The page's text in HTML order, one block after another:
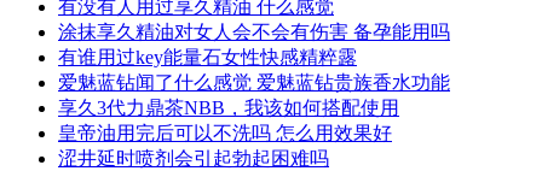
有没有人用过享久精油 什么感觉
涂抹享久精油对女人会不会有伤害 备孕能用吗
有谁用过key能量石女性快感精粹露
爱魅蓝钻闻了什么感觉 爱魅蓝钻贵族香水功能
享久3代力鼎茶NBB，我该如何搭配使用
皇帝油用完后可以不洗吗 怎么用效果好
涩井延时喷剂会引起勃起困难吗